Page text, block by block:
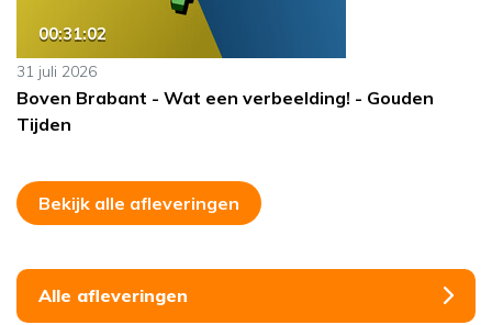
00:31:02
31 juli 2026
Boven Brabant - Wat een verbeelding! - Gouden
Tijden
Bekijk alle afleveringen
Alle afleveringen